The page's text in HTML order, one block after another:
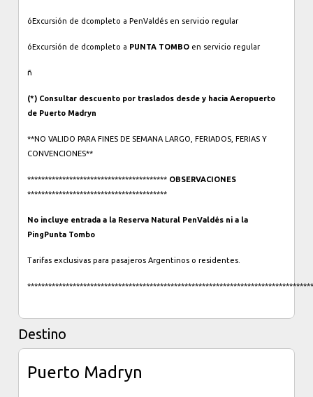
óExcursión de dcompleto a PenValdés en servicio regular
óExcursión de dcompleto a PUNTA TOMBO en servicio regular
ñ
(*) Consultar descuento por traslados desde y hacia Aeropuerto
de Puerto Madryn
**NO VALIDO PARA FINES DE SEMANA LARGO, FERIADOS, FERIAS Y
CONVENCIONES**
**************************************** OBSERVACIONES
****************************************
No incluye entrada a la Reserva Natural PenValdés ni a la
PingPunta Tombo
Tarifas exclusivas para pasajeros Argentinos o residentes.
Destino
Puerto Madryn